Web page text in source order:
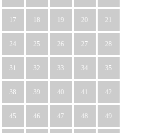
17 18 19 20 21
24 25 26 27 28
31 32 33 34 35
38 39 40 41 42
45 46 47 48 49